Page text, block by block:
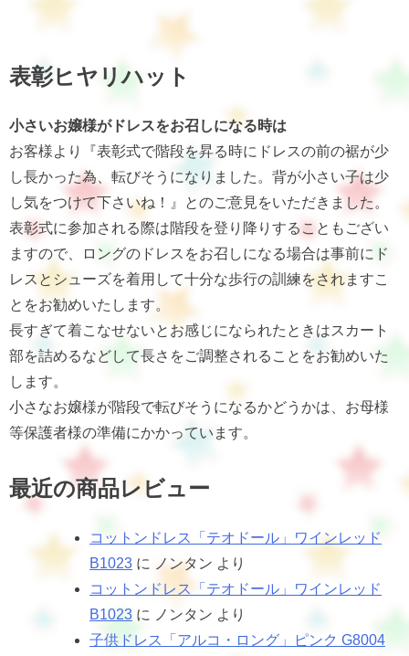
表彰ヒヤリハット
小さいお嬢様がドレスをお召しになる時は
お客様より『表彰式で階段を昇る時にドレスの前の裾が少
し長かった為、転びそうになりました。背が小さい子は少
し気をつけて下さいね！』とのご意見をいただきました。
表彰式に参加される際は階段を登り降りすることもござい
ますので、ロングのドレスをお召しになる場合は事前にド
レスとシューズを着用して十分な歩行の訓練をされますこ
とをお勧めいたします。
長すぎて着こなせないとお感じになられたときはスカート
部を詰めるなどして長さをご調整されることをお勧めいた
します。
小さなお嬢様が階段で転びそうになるかどうかは、お母様
等保護者様の準備にかかっています。
最近の商品レビュー
コットンドレス「テオドール」ワインレッド
B1023 に ノンタン より
コットンドレス「テオドール」ワインレッド
B1023 に ノンタン より
子供ドレス「アルコ・ロング」ピンク G8004